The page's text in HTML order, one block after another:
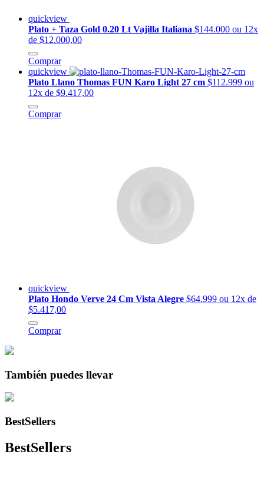
quickview
Plato + Taza Gold 0.20 Lt Vajilla Italiana $144.000 ou 12x
de $12.000,00
Comprar
quickview
Plato Llano Thomas FUN Karo Light 27 cm $112.999 ou
12x de $9.417,00
Comprar
quickview
Plato Hondo Verve 24 Cm Vista Alegre $64.999 ou 12x de
$5.417,00
Comprar
También puedes llevar
BestSellers
BestSellers